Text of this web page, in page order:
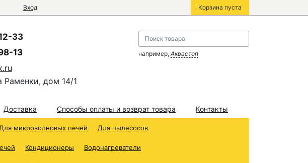
Вход Корзина пуста
33
13
Раменки, дом 14/1
например, Аквастоп
Доставка Способы оплаты и возврат товара Контакты
Для микроволновых печей Для пылесосов
Кондиционеры Водонагреватели